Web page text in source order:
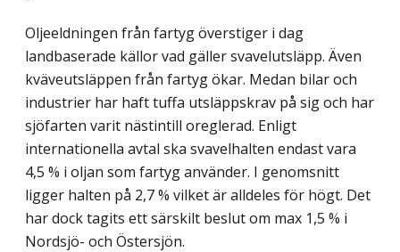
Oljeeldningen från fartyg överstiger i dag
landbaserade källor vad gäller svavelutsläpp. Även
kväveutsläppen från fartyg ökar. Medan bilar och
industrier har haft tuffa utsläppskrav på sig och har
sjöfarten varit nästintill oreglerad. Enligt
internationella avtal ska svavelhalten endast vara
4,5 % i oljan som fartyg använder. I genomsnitt
ligger halten på 2,7 % vilket är alldeles för högt. Det
har dock tagits ett särskilt beslut om max 1,5 % i
Nordsjö- och Östersjön.